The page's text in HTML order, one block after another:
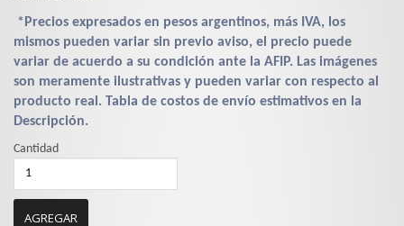
*Precios expresados en pesos argentinos, más IVA, los
mismos pueden variar sin previo aviso, el precio puede
variar de acuerdo a su condición ante la AFIP. Las imágenes
son meramente ilustrativas y pueden variar con respecto al
producto real. Tabla de costos de envío estimativos en la
Descripción.
Cantidad